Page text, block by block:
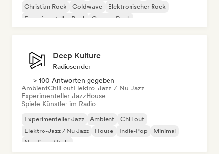
Christian Rock
Coldwave
Elektronischer Rock
Experimenteller Rock
Garage-Rock
Deep Kulture
Radiosender
> 100 Antworten gegeben
AmbientChill outElektro-Jazz / Nu Jazz
Experimenteller JazzHouse
Spiele Künstler im Radio
Experimenteller Jazz Ambient
Chill out
Elektro-Jazz / Nu Jazz
House Indie-Pop
Minimal
Nu-disco / Italo